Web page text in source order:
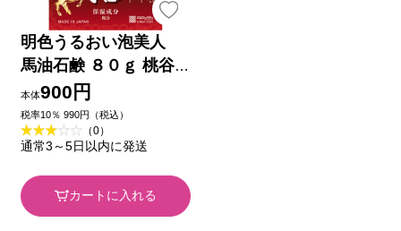
明色うるおい泡美人
馬油石鹸 ８０ｇ 桃谷
順天館
本体900円
税率10％ 990円（税込）
（0）
通常3～5日以内に発送
カートに入れる